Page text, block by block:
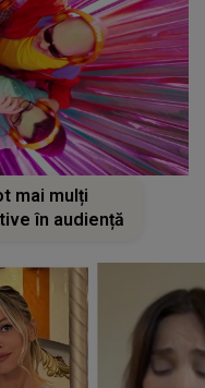
mai mulți
în audiență